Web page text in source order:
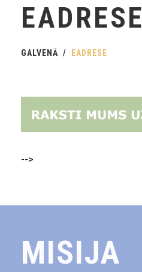
EADRESE
GALVENĀ EADRESE
-->
MISIJA